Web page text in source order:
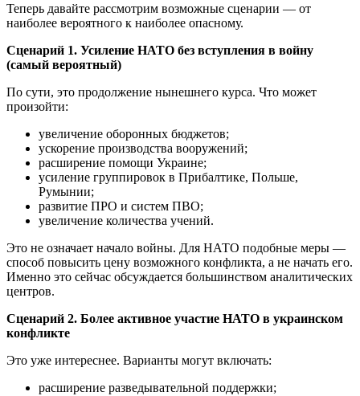
Теперь давайте рассмотрим возможные сценарии — от
наиболее вероятного к наиболее опасному.
Сценарий 1. Усиление НАТО без вступления в войну
(самый вероятный)
По сути, это продолжение нынешнего курса. Что может
произойти:
увеличение оборонных бюджетов;
ускорение производства вооружений;
расширение помощи Украине;
усиление группировок в Прибалтике, Польше,
Румынии;
развитие ПРО и систем ПВО;
увеличение количества учений.
Это не означает начало войны. Для НАТО подобные меры —
способ повысить цену возможного конфликта, а не начать его.
Именно это сейчас обсуждается большинством аналитических
центров.
Сценарий 2. Более активное участие НАТО в украинском
конфликте
Это уже интереснее. Варианты могут включать:
расширение разведывательной поддержки;